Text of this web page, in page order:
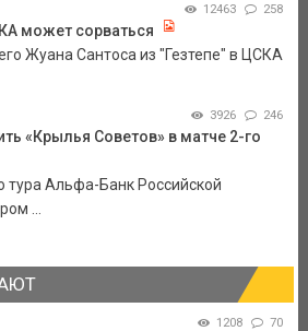
12463 258
может сорваться
Жуана Сантоса из "Гезтепе" в ЦСКА
3926 246
«Крылья Советов» в матче 2-го
тура Альфа-Банк Российской
...
1208 70